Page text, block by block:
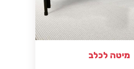
מיטה לכלב